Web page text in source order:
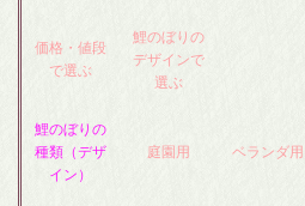
価格・値段
で選ぶ
鯉のぼりの
デザインで
選ぶ
鯉のぼりの
種類（デザ
イン）
庭園用 ベランダ用